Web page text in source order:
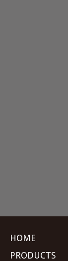
HOME
PRODUCTS